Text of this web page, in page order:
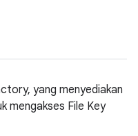
yang menyediakan
mengakses File Key